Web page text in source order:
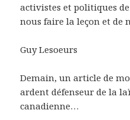
activistes et politiques
nous faire la leçon et de
Guy Lesoeurs
Demain, un article de
ardent défenseur de la
canadienne…